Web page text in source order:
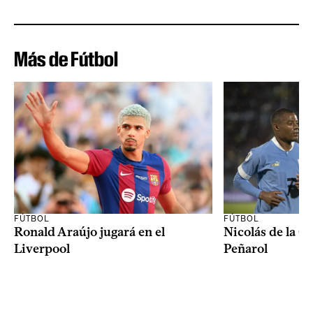
Más de Fútbol
FÚTBOL
Ronald Araújo jugará en el
Liverpool
FÚTBOL
Nicolás de la
Peñarol